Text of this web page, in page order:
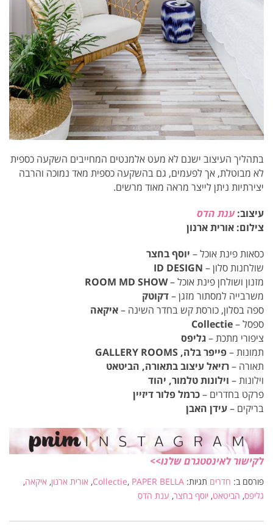
בתהליך העיצוב ישנם לא מעט אלמנטים המחייבים השקעה כספית
לא מבוטלת, אך לפעמים, גם בהשקעה כספית מאד נמוכה והרבה
יצירתיות ניתן לייצר מראה מאוד מרשים.
עיצוב:ענת הדס
צילום: אורית ארנון
כסאות פינת אוכל – יוסף בחצר
שולחנות סלון – ID DESIGN
מזנון ושולחן פינת אוכל –ROOM MD SHOW
משרבייה למסתור מזגן –דקוטק
ספה בסלון, כורסת קש בחדר השינה –איקאה
ספסל –Collectie
ציפורי מתכת –גליפס
תמונות –פייפר בלה, GALLERY ROOMS
תאורה –רזיאל עיצוב בתאורה, הביטאט
וילונות – וילונות טלמור, יהוד
פרקט בחדרים –כרמל פלור דיזיין
בריקים –עידן האבן
לקישור לאינסטגרם שלנו>>
פורסם ב: חדרים תגיות: Collectie, PAPER BELLA
, אורית ארנון, איקאה,
גליפס, הביטאט, יוסף בחצר, ענת הדס